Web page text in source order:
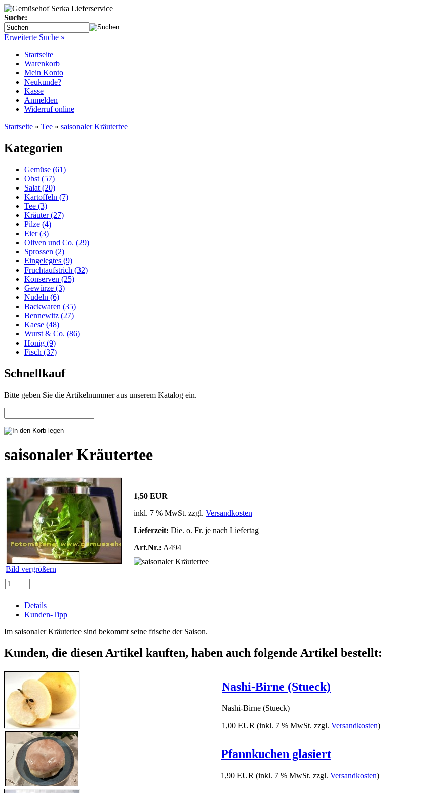
Suche:
Erweiterte Suche »
Startseite
Warenkorb
Mein Konto
Neukunde?
Kasse
Anmelden
Widerruf online
Startseite » Tee » saisonaler Kräutertee
Kategorien
Gemüse (61)
Obst (57)
Salat (20)
Kartoffeln (7)
Tee (3)
Kräuter (27)
Pilze (4)
Eier (3)
Oliven und Co. (29)
Sprossen (2)
Eingelegtes (9)
Fruchtaufstrich (32)
Konserven (25)
Gewürze (3)
Nudeln (6)
Backwaren (35)
Bennewitz (27)
Kaese (48)
Wurst & Co. (86)
Honig (9)
Fisch (37)
Schnellkauf
Bitte geben Sie die Artikelnummer aus unserem Katalog ein.
saisonaler Kräutertee
Bild vergrößern
1,50 EUR
inkl. 7 % MwSt. zzgl. Versandkosten
Lieferzeit: Die. o. Fr. je nach Liefertag
Art.Nr.: A494
Details
Kunden-Tipp
Im saisonaler Kräutertee sind bekommt seine frische der Saison.
Kunden, die diesen Artikel kauften, haben auch folgende Artikel bestellt:
Nashi-Birne (Stueck)
Nashi-Birne (Stueck)
1,00 EUR (inkl. 7 % MwSt. zzgl. Versandkosten)
Pfannkuchen glasiert
1,90 EUR (inkl. 7 % MwSt. zzgl. Versandkosten)